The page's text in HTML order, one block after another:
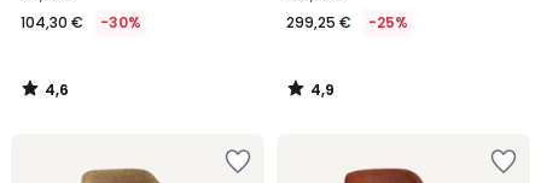
104,30 € -30%
4,6
/
299,25 € -25%
4,9
/